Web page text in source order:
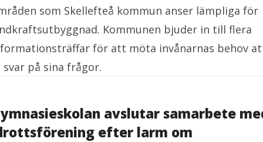
som Skellefteå kommun anser lämpliga för
Kommunen bjuder in till flera
för att möta invånarnas behov
svar på sina frågor.
avslutar samarbete
efter larm om